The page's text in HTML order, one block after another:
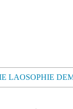
LAOSOPHIE